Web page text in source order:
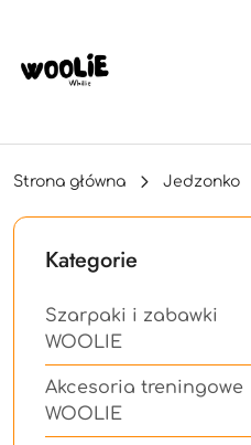
Strona główna Jedzonko
Kategorie
Szarpaki i zabawki
WOOLIE
Akcesoria treningowe
WOOLIE